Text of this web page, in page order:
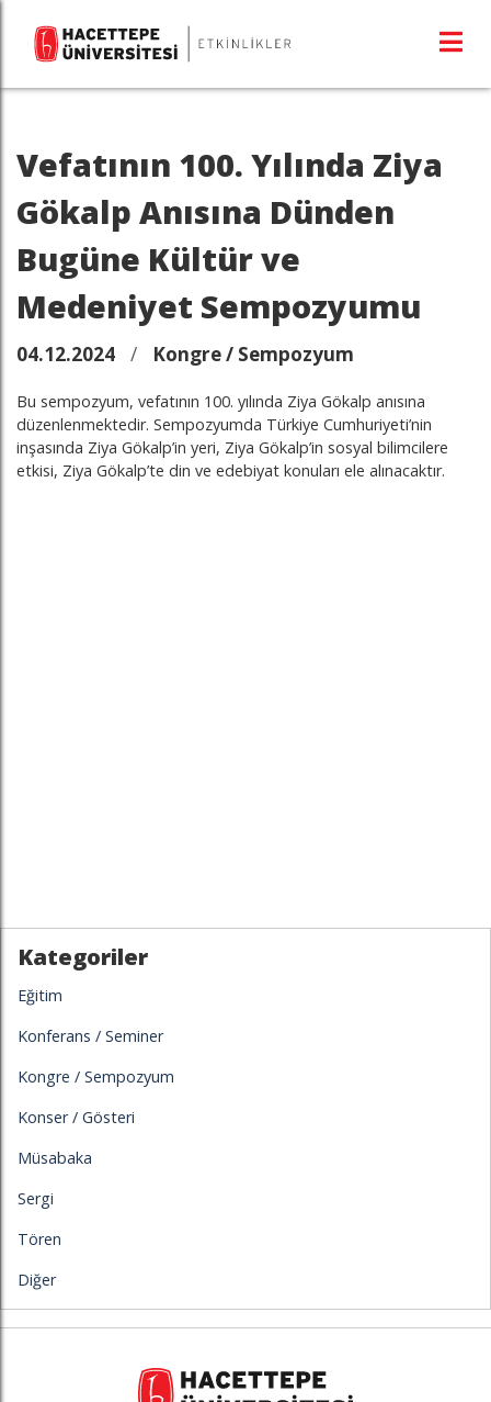
Vefatının 100. Yılında Ziya
Gökalp Anısına Dünden
Bugüne Kültür ve
Medeniyet Sempozyumu
04.12.2024 / Kongre / Sempozyum
Bu sempozyum, vefatının 100. yılında Ziya Gökalp anısına
düzenlenmektedir. Sempozyumda Türkiye Cumhuriyeti’nin
inşasında Ziya Gökalp’in yeri, Ziya Gökalp’in sosyal bilimcilere
etkisi, Ziya Gökalp’te din ve edebiyat konuları ele alınacaktır.
Kategoriler
Eğitim
Konferans / Seminer
Kongre / Sempozyum
Konser / Gösteri
Müsabaka
Sergi
Tören
Diğer